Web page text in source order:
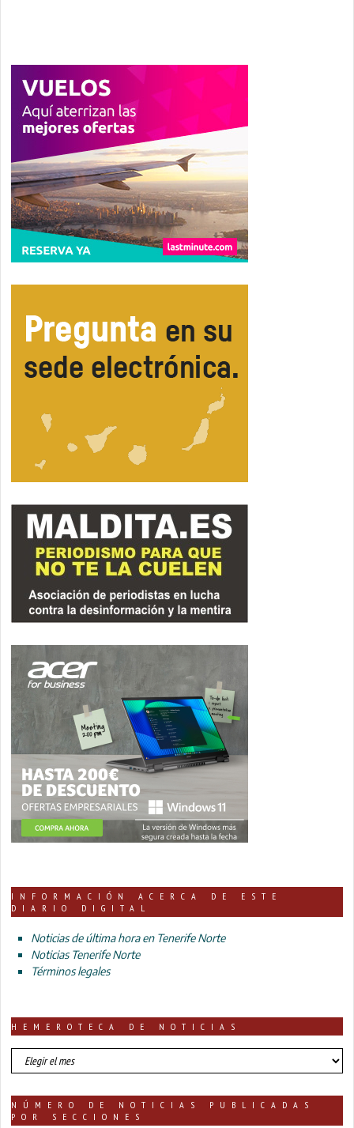
INFORMACIÓN ACERCA DE ESTE
DIARIO DIGITAL
Noticias de última hora en Tenerife Norte
Noticias Tenerife Norte
Términos legales
HEMEROTECA DE NOTICIAS
HEMEROTECA
DE
NÚMERO DE NOTICIAS PUBLICADAS
POR SECCIONES